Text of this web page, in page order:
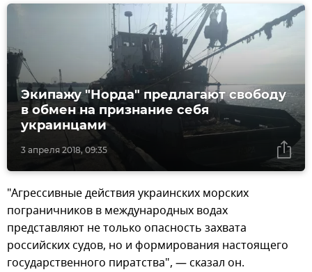
3 апреля 2018, 09:35
Экипажу "Норда" предлагают свободу
в обмен на признание себя
украинцами
"Агрессивные действия украинских морских
пограничников в международных водах
представляют не только опасность захвата
российских судов, но и формирования настоящего
государственного пиратства", — сказал он.